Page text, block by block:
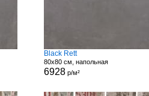
Black Rett
80x80 см, напольная
6928р/м²